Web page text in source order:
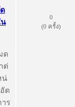
ด
ต่
น่
ต
ร
0
(0 ครั้ง)